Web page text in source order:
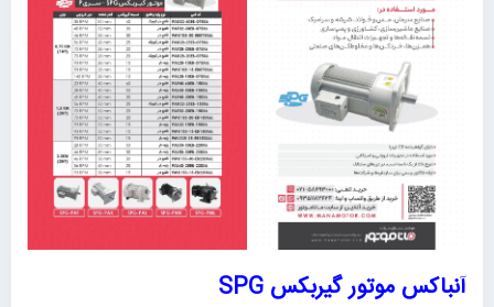
آنباکس موتور گیربکس SPG